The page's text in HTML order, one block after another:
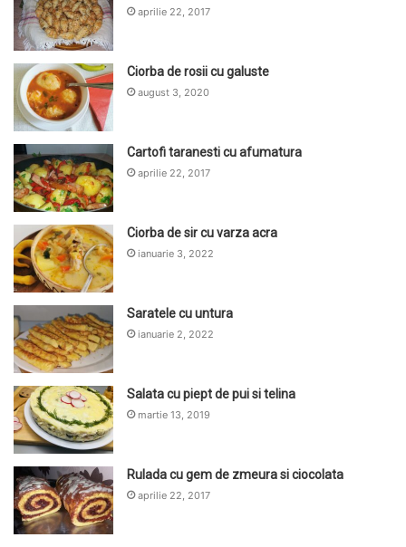
aprilie 22, 2017
Ciorba de rosii cu galuste
august 3, 2020
Cartofi taranesti cu afumatura
aprilie 22, 2017
Ciorba de sir cu varza acra
ianuarie 3, 2022
Saratele cu untura
ianuarie 2, 2022
Salata cu piept de pui si telina
martie 13, 2019
Rulada cu gem de zmeura si ciocolata
aprilie 22, 2017